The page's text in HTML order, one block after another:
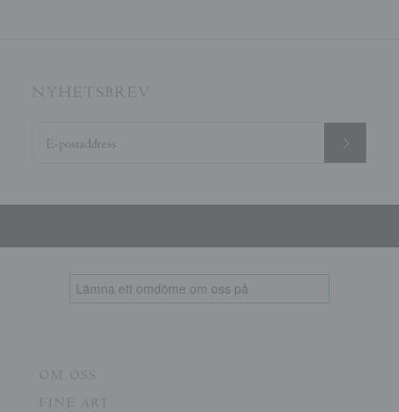
NYHETSBREV
OM OSS
FINE ART